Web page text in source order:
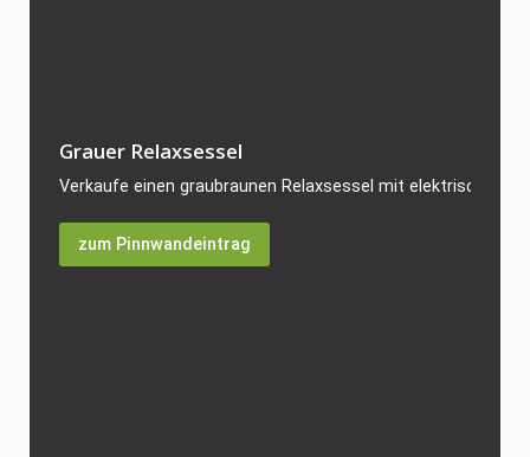
Grauer Relaxsessel
Verkaufe einen graubraunen Relaxsessel mit elektrischer
zum Pinnwandeintrag